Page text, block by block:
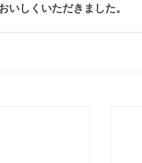
しくいただきました。